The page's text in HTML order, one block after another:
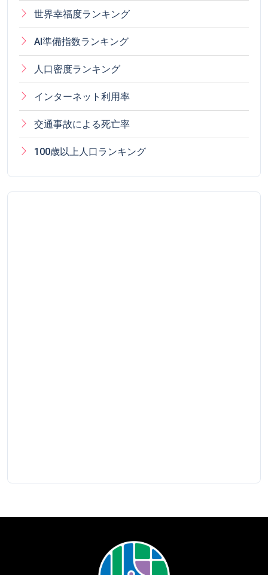
世界幸福度ランキング
AI準備指数ランキング
人口密度ランキング
インターネット利用率
交通事故による死亡率
100歳以上人口ランキング